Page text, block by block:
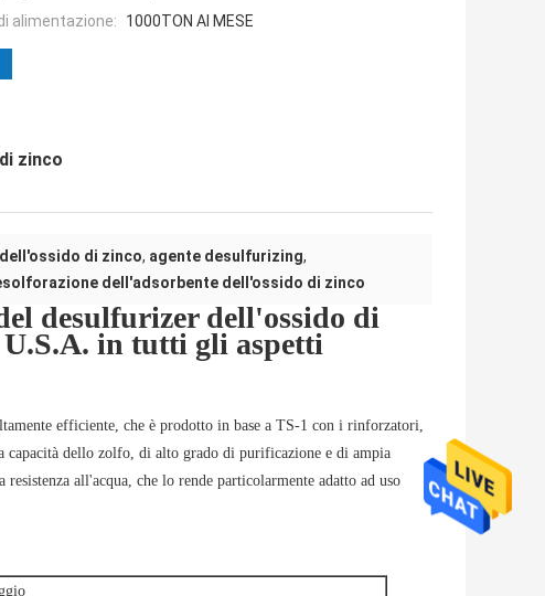
alimentazione:
1000TON Al MESE
zinco
di zinco, agente desulfurizing,
dell'adsorbente dell'ossido di zinco
desulfurizer dell'ossido di
in tutti gli aspetti
efficiente, che è prodotto in base a TS-1 con i rinforzatori,
dello zolfo, di alto grado di purificazione e di ampia
all'acqua, che lo rende particolarmente adatto ad uso